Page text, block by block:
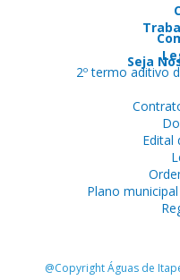
Seja
2º termo aditivo
Edital
Plano
@Copyright Águas de